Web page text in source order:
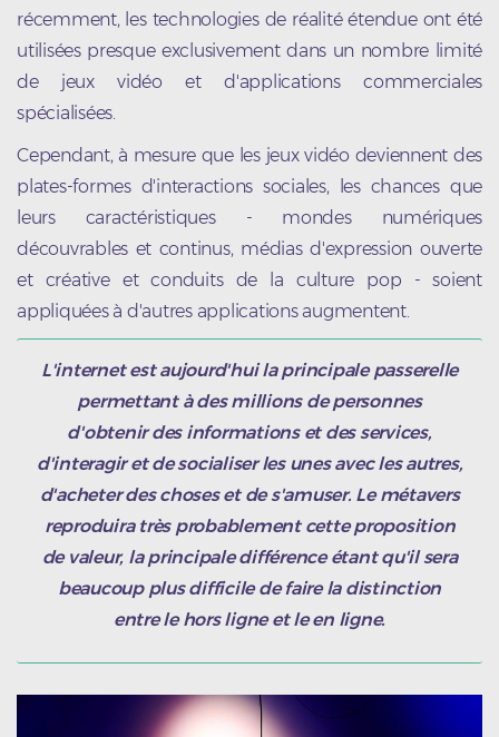
récemment, les technologies de réalité étendue ont été
utilisées presque exclusivement dans un nombre limité
de jeux vidéo et d'applications commerciales
spécialisées.
Cependant, à mesure que les jeux vidéo deviennent des
plates-formes d'interactions sociales, les chances que
leurs caractéristiques - mondes numériques
découvrables et continus, médias d'expression ouverte
et créative et conduits de la culture pop - soient
appliquées à d'autres applications augmentent.
L'internet est aujourd'hui la principale passerelle
permettant à des millions de personnes
d'obtenir des informations et des services,
d'interagir et de socialiser les unes avec les autres,
d'acheter des choses et de s'amuser. Le métavers
reproduira très probablement cette proposition
de valeur, la principale différence étant qu'il sera
beaucoup plus difficile de faire la distinction
entre le hors ligne et le en ligne.